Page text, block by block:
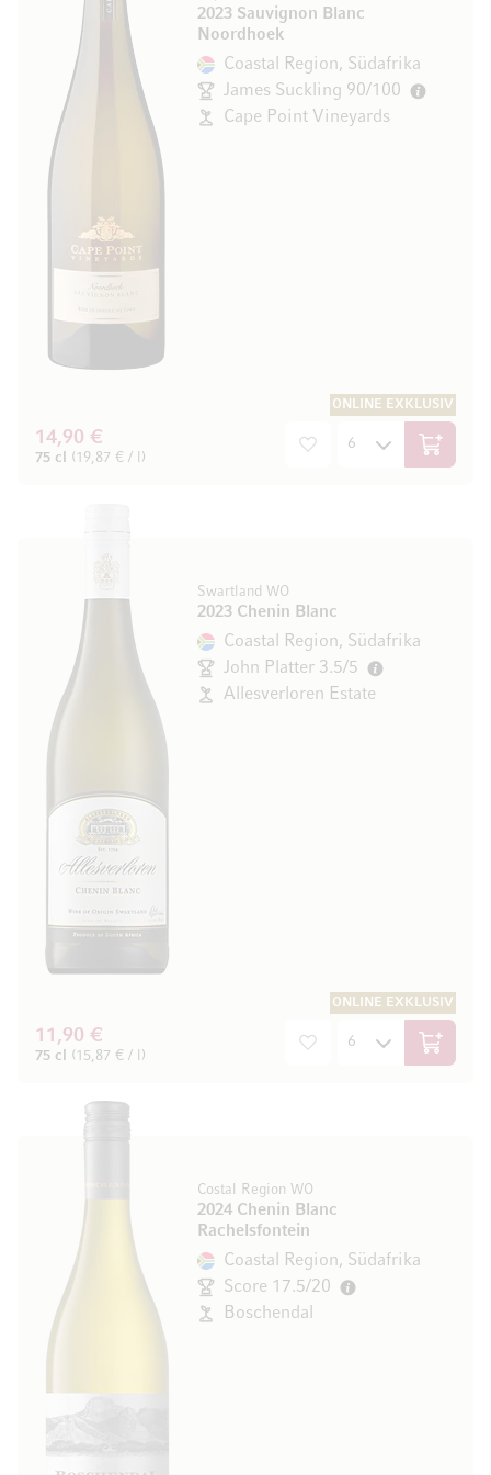
2023 Sauvignon Blanc
Noordhoek
Coastal Region, Südafrika
James Suckling 90/100
Cape Point Vineyards
ONLINE EXKLUSIV
14,90 €
75 cl (19,87 € / l) In den
Swartland WO
2023 Chenin Blanc
Coastal Region, Südafrika
John Platter 3.5/5
Allesverloren Estate
ONLINE EXKLUSIV
11,90 €
75 cl (15,87 € / l) In den
Costal Region WO
2024 Chenin Blanc
Rachelsfontein
Coastal Region, Südafrika
Score 17.5/20
Boschendal